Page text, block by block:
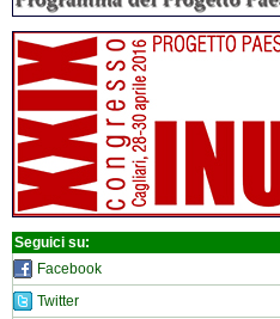
Seguici su:
Facebook
Twitter